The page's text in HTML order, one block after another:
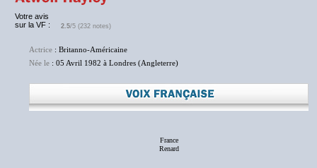
Votre avis
sur la VF :
2.5/5 (232 notes)
Actrice : Britanno-Américaine
Née le : 05 Avril 1982 à Londres (Angleterre)
France
Renard